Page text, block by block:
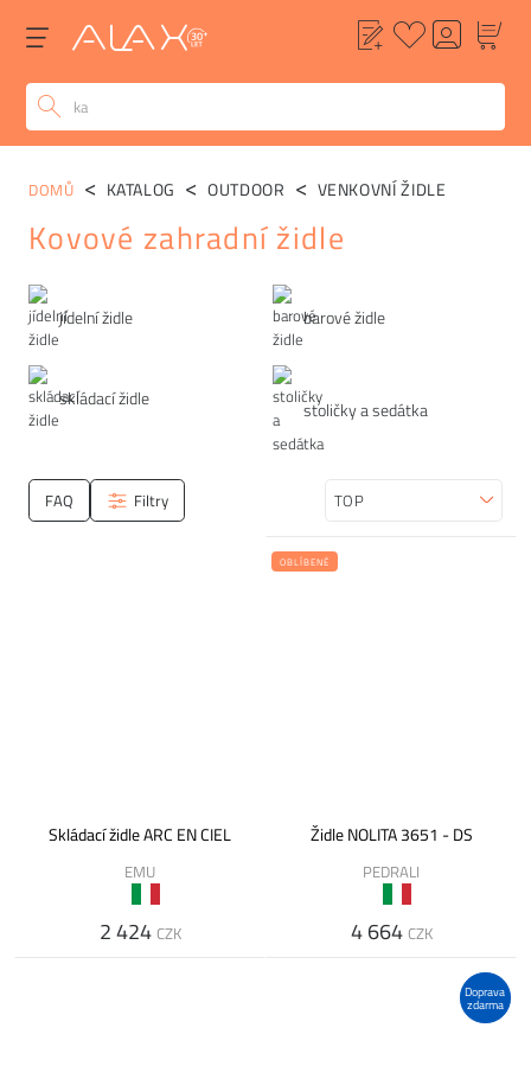
Kategorie
jídelní židle barové židle
skládací židle stoličky a sedátka
DOMŮ KATALOG OUTDOOR VENKOVNÍ ŽIDLE
Kovové zahradní židle
FAQ Filtry Seřadit
Skládací židle ARC EN CIEL
EMU
2 424 CZK
OBLÍBENÉ
Židle NOLITA 3651 - DS
PEDRALI
4 664 CZK
Doprava
zdarma